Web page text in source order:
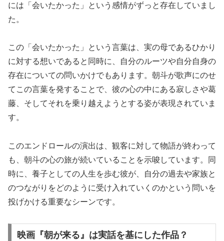
には「会いたかった」という感情がずっと存在していまし
た。
この「会いたかった」という言葉は、実の母であるひかり
に対する想いであると同時に、自分のルーツや自分自身の
存在についての問いかけでもあります。朝斗が歌声にのせ
てこの言葉を発することで、彼の心の中にある寂しさや葛
藤、そしてそれを乗り越えようとする姿が表現されていま
す。
このエンドロールの演出は、観客に対して物語が終わって
も、朝斗の心の旅が続いていることを示唆しています。同
時に、養子としての人生を歩む彼が、自分の過去や家族と
のつながりをどのように受け入れていくのかという問いを
投げかける重要なシーンです。
映画『朝が来る』は実話を基にした作品？